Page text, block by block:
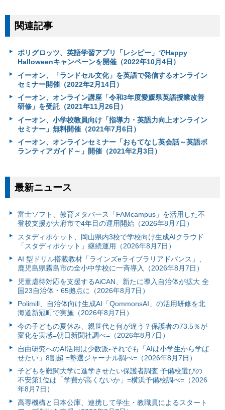
関連記事
ポリグロッツ、英語学習アプリ「レシピー」でHappy
Halloweenキャンペーンを開催（2022年10月4日）
イーオン、「ランドセル文化」を英語で発信するオンライン
セミナー開催（2022年2月14日）
イーオン、オンライン講座「令和3年度愛媛県英語授業改善
研修」を受託（2021年11月26日）
イーオン、小学校教員向け「指導力・英語力向上オンライン
セミナー」無料開催（2021年7月6日）
イーオン、オンラインセミナー「おもてなし英会話～英語ボ
ランティアガイド～」開催（2021年2月3日）
最新ニュース
富⼠ソフト、教育メタバース「FAMcampus」を活用した不
登校支援が大府市で4年目の運用開始（2026年8月7日）
スタディポケット、岡山県内3校で学校向け生成AIクラウド
「スタディポケット」継続運用（2026年8月7日）
AI 型ドリル搭載教材「ラインズeライブラリアドバンス」、
鹿児島県霧島市の全小中学校に一斉導入（2026年8月7日）
児童虐待対応を支援するAiCAN、新たに導入自治体が拡大 全
国23自治体・65拠点に（2026年8月7日）
Polimill、自治体向け生成AI「QommonsAI」の活用研修を北
海道新冠町で実施（2026年8月7日）
今の子どもの夏休み、親世代と何が違う？保護者の73.5％が
変化を実感=朝日新聞社調べ=（2026年8月7日）
自由研究へのAI活用は少数派-それでも「AIは小学生から学ば
せたい」8割超 =塾選ジャーナル調べ=（2026年8月7日）
子どもを難関大学に進学させたい保護者調査 予備校選びの
不安第1位は「学費が高くないか」=横浜予備校調べ=（2026
年8月7日）
高専機構と日本公庫、連携して学生・教職員によるスタート